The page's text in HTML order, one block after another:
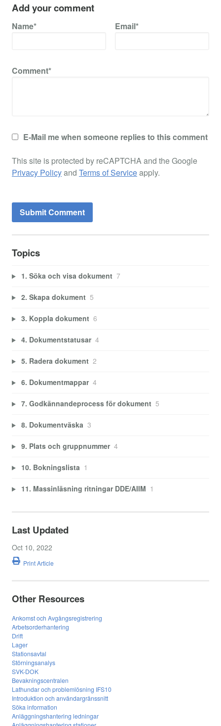
Add your comment
Name* Email*
Comment*
E-Mail me when someone replies to this comment
This site is protected by reCAPTCHA and the Google
Privacy Policyand Terms of Serviceapply.
Topics
1. Söka och visa dokument 7
2. Skapa dokument 5
3. Koppla dokument 6
4. Dokumentstatusar 4
5. Radera dokument 2
6. Dokumentmappar 4
7. Godkännandeprocess för dokument 5
8. Dokumentväska 3
9. Plats och gruppnummer 4
10. Bokningslista 1
11. Massinläsning ritningar DDE/AIIM 1
Last Updated
Oct 10, 2022
Print Article
Other Resources
Ankomst och Avgångsregistrering
Arbetsorderhantering
Drift
Lager
Stationsavtal
Störningsanalys
SVK-DOK
Bevakningscentralen
Lathundar och problemlösning IFS10
Introduktion och användargränssnitt
Söka information
Anläggningshantering ledningar